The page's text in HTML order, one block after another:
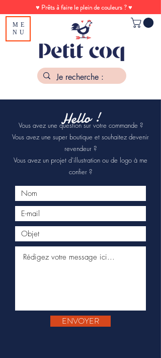
♥ Prêts à faire le plein de couleurs ? ♥
ME
NU
Hello !
Vous avez une question sur votre commande ?
Vous avez une super boutique et souhaitez devenir
revendeur ?
Vous avez un projet d'illustration ou de logo à me
confier ?
ENVOYER